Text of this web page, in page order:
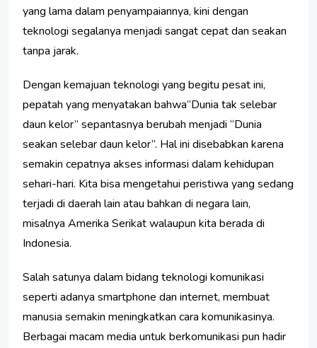
yang lama dalam penyampaiannya, kini dengan
teknologi segalanya menjadi sangat cepat dan seakan
tanpa jarak.
Dengan kemajuan teknologi yang begitu pesat ini,
pepatah yang menyatakan bahwa“Dunia tak selebar
daun kelor” sepantasnya berubah menjadi “Dunia
seakan selebar daun kelor”. Hal ini disebabkan karena
semakin cepatnya akses informasi dalam kehidupan
sehari-hari. Kita bisa mengetahui peristiwa yang sedang
terjadi di daerah lain atau bahkan di negara lain,
misalnya Amerika Serikat walaupun kita berada di
Indonesia.
Salah satunya dalam bidang teknologi komunikasi
seperti adanya smartphone dan internet, membuat
manusia semakin meningkatkan cara komunikasinya.
Berbagai macam media untuk berkomunikasi pun hadir